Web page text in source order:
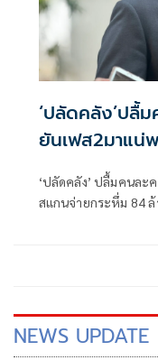
‘ปลัดคลัง’ปลื้
ยันเฟส2มาแน่
‘ปลัดคลัง’ ปลื้มคนละ
สแกนจ่ายกระหึ่ม 84 ล้
NEWS UPDATE